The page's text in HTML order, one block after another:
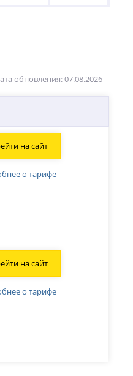
обновления: 07.08.2026
о тарифе
на сайт
о тарифе
на сайт